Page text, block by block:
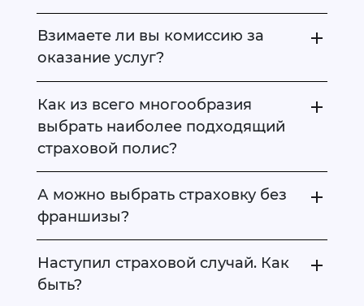
Взимаете ли вы комиссию за
оказание услуг?
Как из всего многообразия
выбрать наиболее подходящий
страховой полис?
А можно выбрать страховку без
франшизы?
Наступил страховой случай. Как
быть?